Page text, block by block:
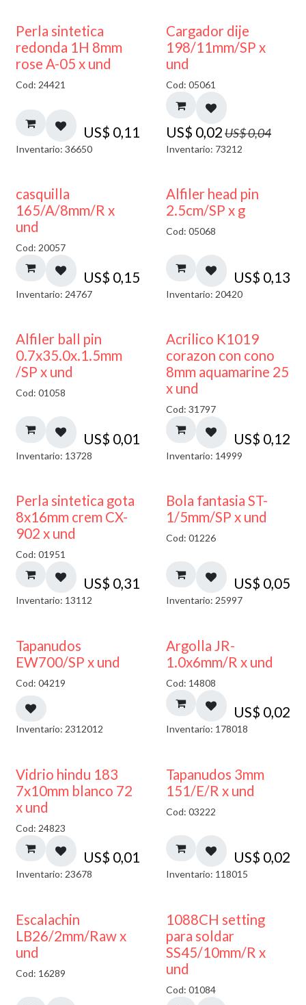
Perla sintetica
redonda 1H 8mm
rose A-05 x und
Cod: 24421
US$ 0,11
Inventario: 36650
50% DESCUENTO
Cargador dije
198/11mm/SP x
und
Cod: 05061
US$ 0,02US$0,04
Inventario: 73212
casquilla
165/A/8mm/R x
und
Cod: 20057
US$ 0,15
Inventario: 24767
Alfiler head pin
2.5cm/SP x g
Cod: 05068
US$ 0,13
Inventario: 20420
Alfiler ball pin
0.7x35.0x.1.5mm
/SP x und
Cod: 01058
US$ 0,01
Inventario: 13728
Acrilico K1019
corazon con cono
8mm aquamarine 25
x und
Cod: 31797
US$ 0,12
Inventario: 14999
Perla sintetica gota
8x16mm crem CX-
902 x und
Cod: 01951
US$ 0,31
Inventario: 13112
Bola fantasia ST-
1/5mm/SP x und
Cod: 01226
US$ 0,05
Inventario: 25997
50% DESCUENTO
Tapanudos
EW700/SP x und
Cod: 04219
Inventario: 2312012
Argolla JR-
1.0x6mm/R x und
Cod: 14808
US$ 0,02
Inventario: 178018
40% DESCUENTO
Vidrio hindu 183
7x10mm blanco 72
x und
Cod: 24823
US$ 0,01
Inventario: 23678
Tapanudos 3mm
151/E/R x und
Cod: 03222
US$ 0,02
Inventario: 118015
Escalachin
LB26/2mm/Raw x
und
Cod: 16289
1088CH setting
para soldar
SS45/10mm/R x
und
Cod: 01084